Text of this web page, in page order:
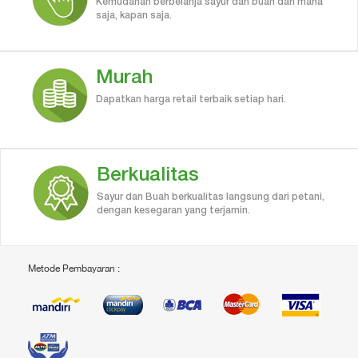
Kemudahan berbelanja sayur dan buah dari mana
saja, kapan saja.
Murah
Dapatkan harga retail terbaik setiap hari.
Berkualitas
Sayur dan Buah berkualitas langsung dari petani,
dengan kesegaran yang terjamin.
Metode Pembayaran :